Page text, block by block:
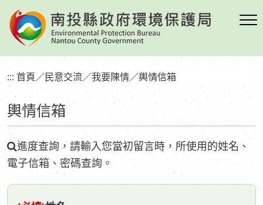
到
要
區
塊輿情信箱
::: 首頁 ／民意交流／我要陳情／輿情信箱
搜
尋
進度查詢，請輸入您當初留言時，所使用的姓名、
電子信箱、密碼查詢。